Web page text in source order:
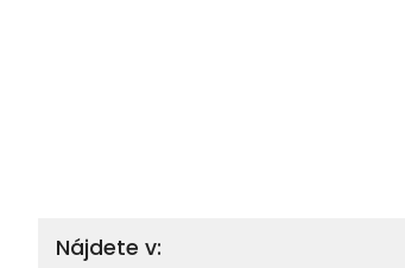
Nájdete v: